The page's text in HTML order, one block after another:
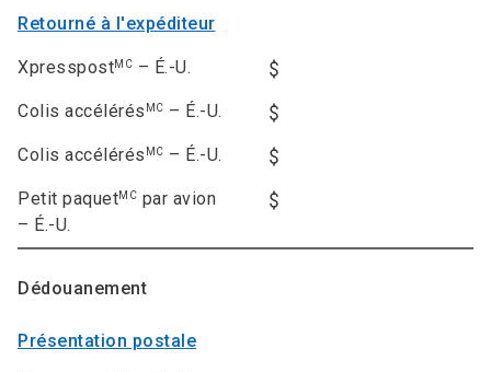
Retourné à l'expéditeur
XpresspostMC – É.-U.
Colis accélérés MC – É.-U.
Colis accélérés MC – É.-U.
Petit paquetMC par avion
– É.-U.
Dédouanement
Présentation postale